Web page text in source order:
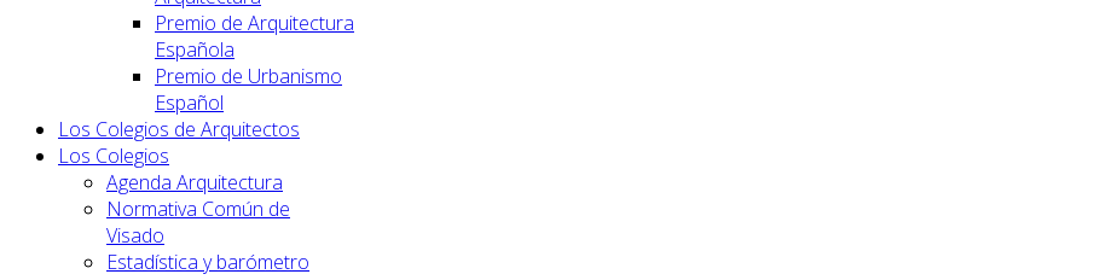
Premio de Arquitectura
Española
Premio de Urbanismo
Español
Los Colegios de Arquitectos
Los Colegios
Agenda Arquitectura
Normativa Común de
Visado
Estadística y barómetro